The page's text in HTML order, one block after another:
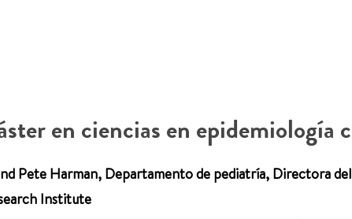
en ciencias en epidemiología
Pete Harman, Departamento de pediatría, Directora del
Institute